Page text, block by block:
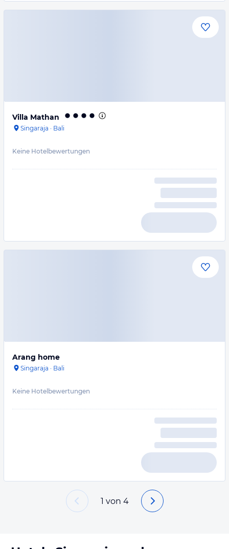
Villa Mathan
Singaraja · Bali
Keine Hotelbewertungen
Arang home
Singaraja · Bali
Keine Hotelbewertungen
1 von 4